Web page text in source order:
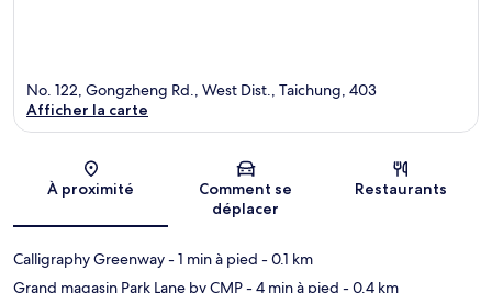
Carte
No. 122, Gongzheng Rd., West Dist., Taichung, 403
Afficher la carte
À proximité
Comment se
déplacer
Restaurants
Calligraphy Greenway- 1 min à pied - 0.1 km
Grand magasin Park Lane by CMP- 4 min à pied - 0.4 km